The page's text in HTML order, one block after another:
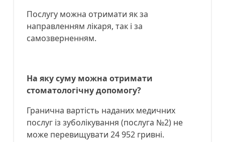
Послугу можна отримати як за
направленням лікаря, так і за
самозверненням.
На яку суму можна отримати
стоматологічну допомогу?
Гранична вартість наданих медичних
послуг із зуболікування (послуга №2) не
може перевищувати 24 952 гривні.